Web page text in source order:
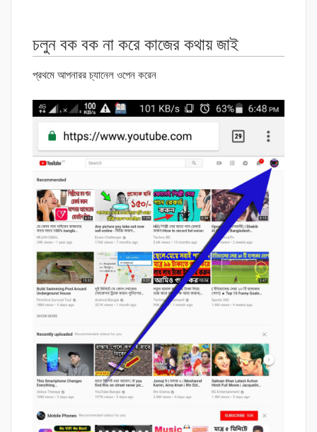
চলুন বক বক না করে কাজের কথায় জাই
প্রথমে আপনারর চ্যানেল ওপেন করেন